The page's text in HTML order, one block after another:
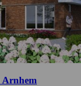
Arnhem